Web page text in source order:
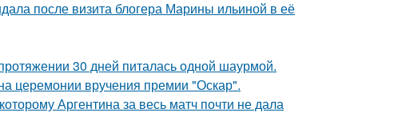
после визита блогера Марины ильиной в её
30 дней питалась одной шаурмой.
церемонии вручения премии "Оскар".
Аргентина за весь матч почти не дала